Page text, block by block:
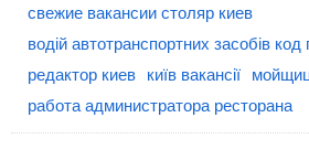
свежие вакансии столяр киев
водій автотранспортних засобів код
редактор киев
київ вакансії
работа администратора ресторана